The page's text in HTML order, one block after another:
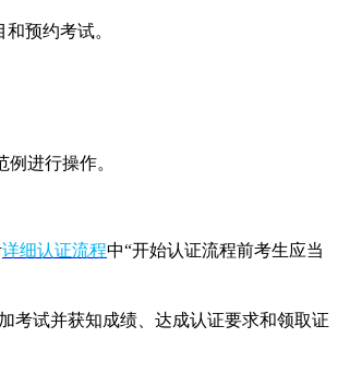
预约考试。
进行操作。
详细认证流程中“开始认证流程前考生应当
考试并获知成绩、达成认证要求和领取证